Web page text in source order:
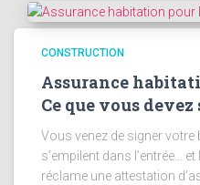
CONSTRUCTION
Assurance
Ce que vous
Vous venez de signer
s’empilent dans l’entrée…
réclame une attestation